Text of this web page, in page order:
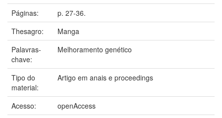
Páginas:
p. 27-36.
Thesagro:
Manga
Palavras-
chave:
Melhoramento genético
Tipo do
material:
Artigo em anais e proceedings
Acesso:
openAccess